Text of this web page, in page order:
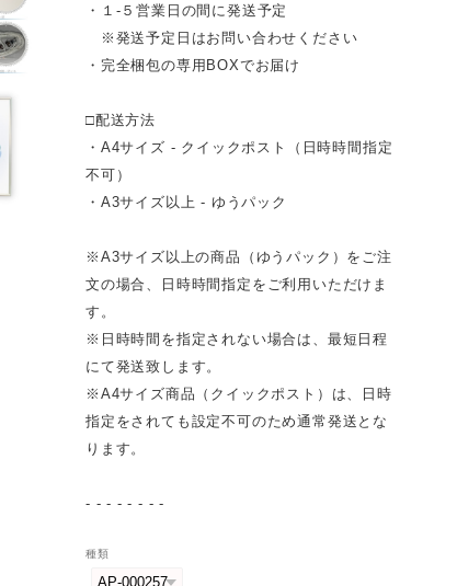
・１-５営業日の間に発送予定
※発送予定日はお問い合わせください
・完全梱包の専用BOXでお届け
□配送方法
・A4サイズ - クイックポスト（日時時間指定
不可）
・A3サイズ以上 - ゆうパック
※A3サイズ以上の商品（ゆうパック）をご注
文の場合、日時時間指定をご利用いただけま
す。
※日時時間を指定されない場合は、最短日程
にて発送致します。
※A4サイズ商品（クイックポスト）は、日時
指定をされても設定不可のため通常発送とな
ります。
- - - - - - - -
種類